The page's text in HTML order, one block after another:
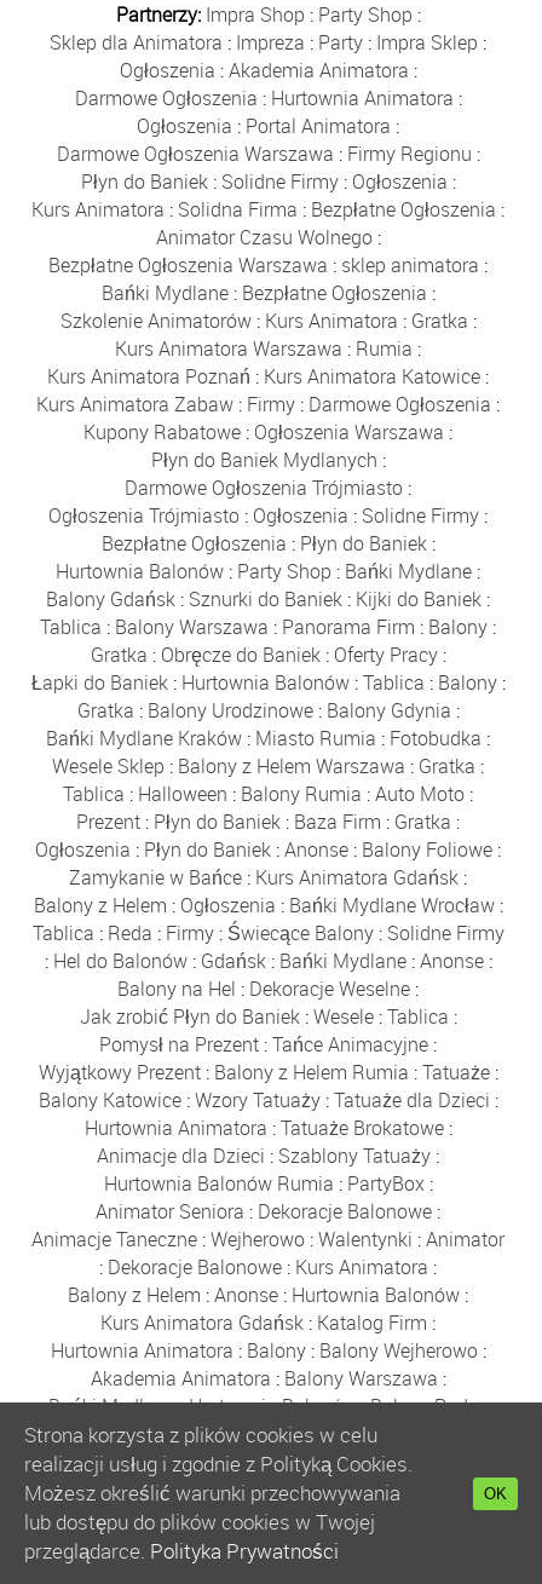
Partnerzy: Impra Shop : Party Shop :
Sklep dla Animatora : Impreza : Party : Impra Sklep :
Ogłoszenia :Akademia Animatora :
Darmowe Ogłoszenia : Hurtownia Animatora :
Ogłoszenia : Portal Animatora :
Darmowe Ogłoszenia Warszawa : Firmy Regionu :
Płyn do Baniek: Solidne Firmy: Ogłoszenia :
Kurs Animatora : Solidna Firma : Bezpłatne Ogłoszenia :
Animator Czasu Wolnego:
Bezpłatne Ogłoszenia Warszawa : sklep animatora :
Bańki Mydlane: Bezpłatne Ogłoszenia :
Szkolenie Animatorów: Kurs Animatora : Gratka :
Kurs Animatora Warszawa : Rumia :
Kurs Animatora Poznań : Kurs Animatora Katowice :
Kurs Animatora Zabaw : Firmy : Darmowe Ogłoszenia :
Kupony Rabatowe : Ogłoszenia Warszawa :
Płyn do Baniek Mydlanych :
Darmowe Ogłoszenia Trójmiasto :
Ogłoszenia Trójmiasto : Ogłoszenia : Solidne Firmy :
Bezpłatne Ogłoszenia : Płyn do Baniek:
Hurtownia Balonów : Party Shop : Bańki Mydlane :
Balony Gdańsk : Sznurki do Baniek : Kijki do Baniek :
Tablica : Balony Warszawa : Panorama Firm : Balony :
Gratka : Obręcze do Baniek: Oferty Pracy:
Łapki do Baniek: Hurtownia Balonów:Tablica : Balony:
Gratka : Balony Urodzinowe: Balony Gdynia :
Bańki Mydlane Kraków : Miasto Rumia : Fotobudka :
Wesele Sklep : Balony z Helem Warszawa : Gratka :
Tablica : Halloween : Balony Rumia :Auto Moto :
Prezent : Płyn do Baniek : Baza Firm : Gratka :
Ogłoszenia : Płyn do Baniek :Anonse : Balony Foliowe :
Zamykanie w Bańce : Kurs Animatora Gdańsk :
Balony z Helem : Ogłoszenia : Bańki Mydlane Wrocław:
Tablica : Reda : Firmy: Świecące Balony: Solidne Firmy
: Hel do Balonów: Gdańsk: Bańki Mydlane:Anonse:
Balony na Hel : Dekoracje Weselne :
Jak zrobić Płyn do Baniek:Wesele:Tablica :
Pomysł na Prezent :Tańce Animacyjne :
Wyjątkowy Prezent: Balony z Helem Rumia :Tatuaże:
Balony Katowice:Wzory Tatuaży:Tatuaże dla Dzieci :
Hurtownia Animatora :Tatuaże Brokatowe:
Animacje dla Dzieci : Szablony Tatuaży :
Hurtownia Balonów Rumia : PartyBox:
Animator Seniora : Dekoracje Balonowe :
Animacje Taneczne :Wejherowo :Walentynki :Animator
: Dekoracje Balonowe : Kurs Animatora :
Balony z Helem :Anonse : Hurtownia Balonów :
Kurs Animatora Gdańsk : Katalog Firm :
Hurtownia Animatora : Balony: Balony Wejherowo:
Akademia Animatora : Balony Warszawa :
Bańki Mydlane:Hurtownia Balonów:Balony Reda:
Gdynia:Sklep z Balonami Rumia:Boże Narodzenie
Balony Poznań:Zabawki:Balony Kraków
Balony Wrocław:Balony Łódź:Kurs Animatora
Kurs Animatora Online:Polecany Sklep
Kurs Animatora Zabaw dla Dzieci Online
Strona korzysta z plików cookies w celu
realizacji usług i zgodnie z Polityką Cookies.
Możesz określić warunki przechowywania
lub dostępu do plików cookies w Twojej
przeglądarce. Polityka Prywatności
OK